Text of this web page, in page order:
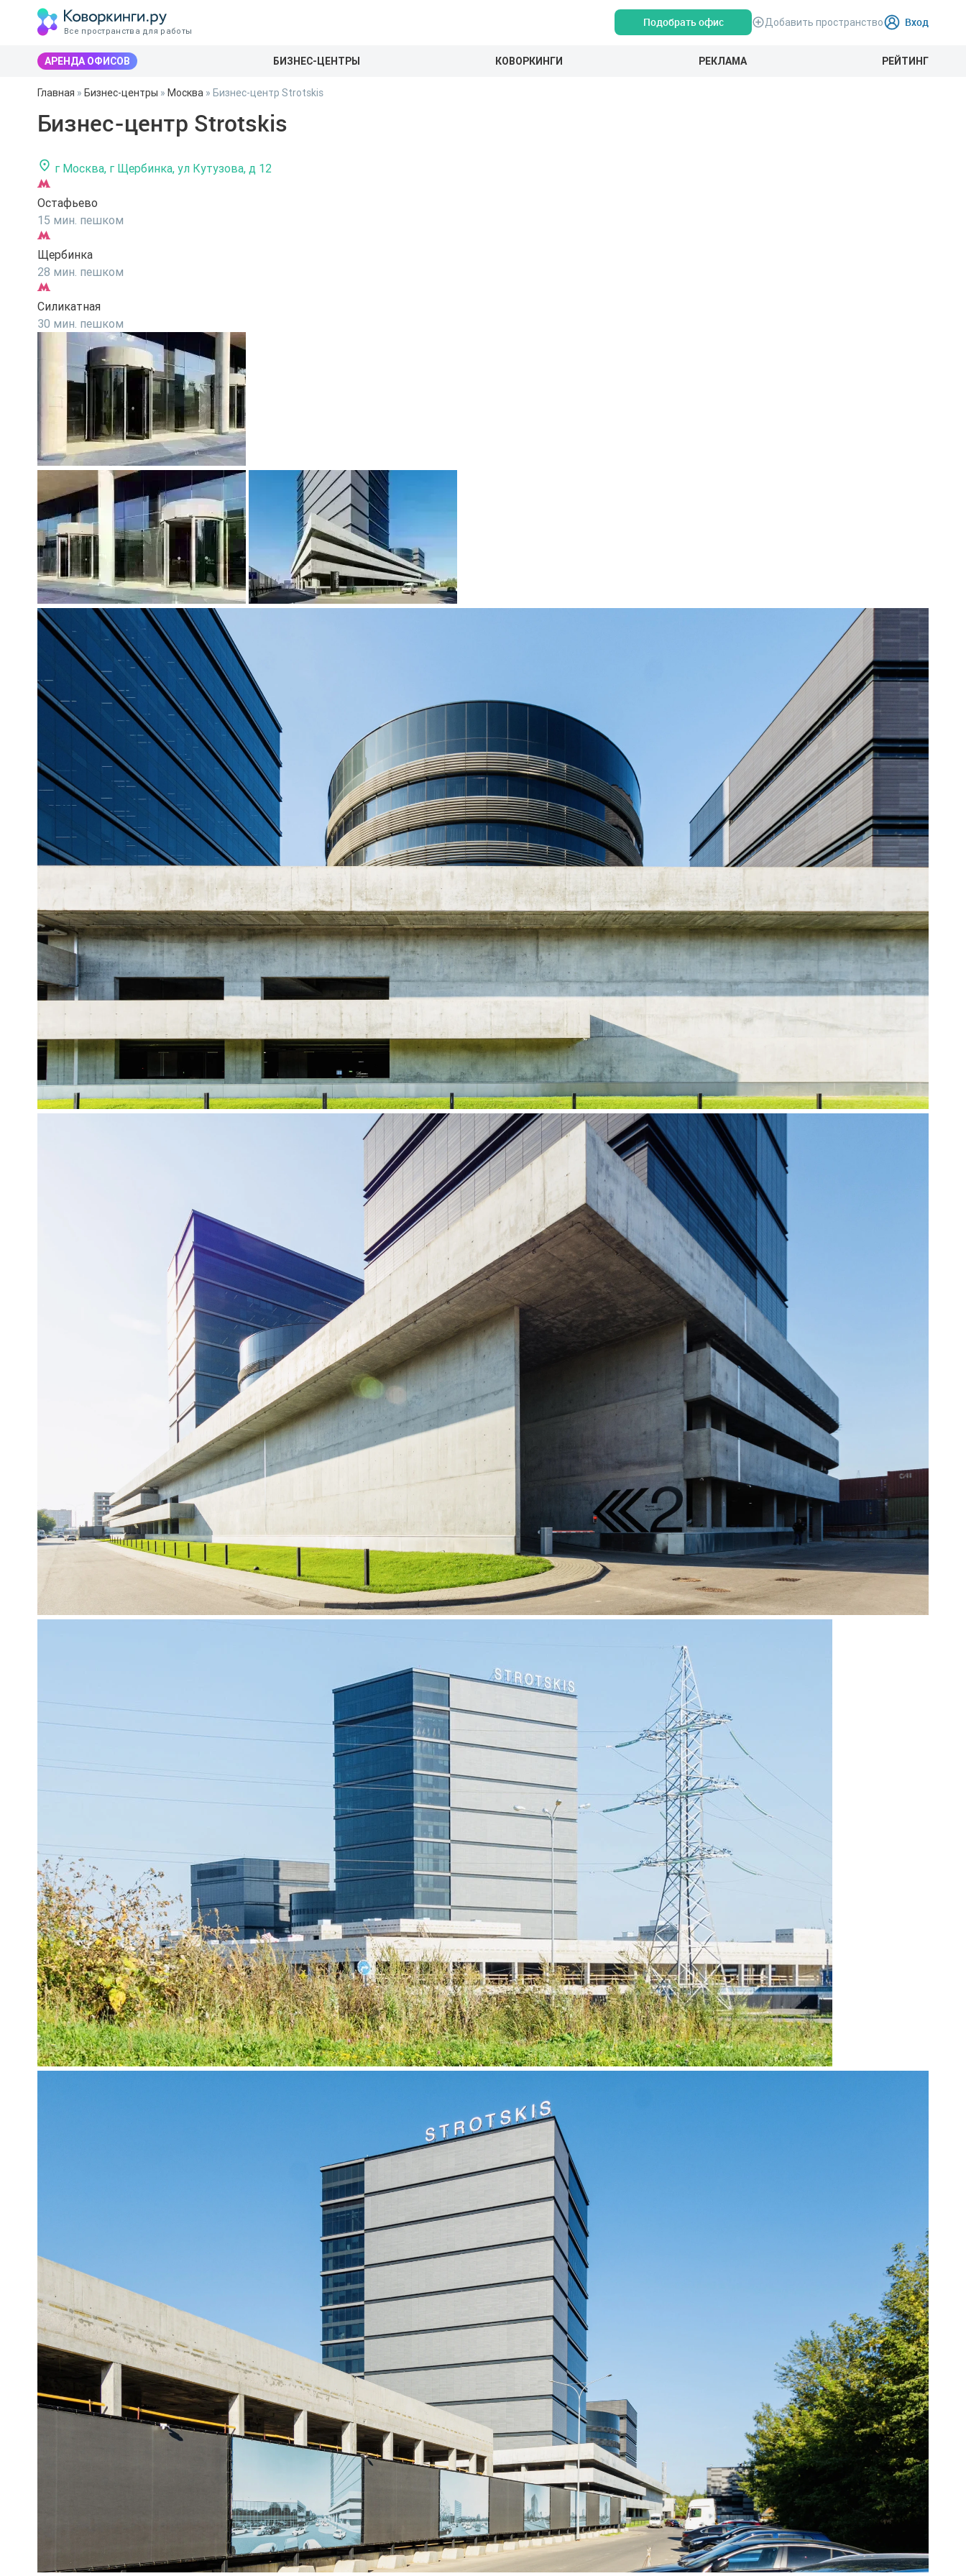
Все пространства для работы
Подобрать офис Добавить пространство Вход
АРЕНДА ОФИСОВ БИЗНЕС-ЦЕНТРЫ КОВОРКИНГИ РЕКЛАМА РЕЙТИНГ
Главная » Бизнес-центры » Москва » Бизнес-центр Strotskis
Бизнес-центр Strotskis
г Москва, г Щербинка, ул Кутузова, д 12
Остафьево
15 мин. пешком
Щербинка
28 мин. пешком
Силикатная
30 мин. пешком